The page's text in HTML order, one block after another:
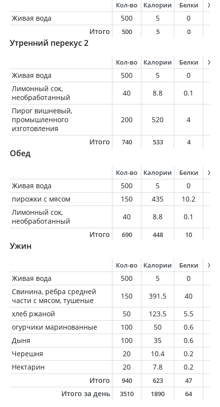
Кол-во Калории Белки
Живая вода 500 5 0
Итого
500 5 0
Утренний перекус 2
Кол-во Калории Белки
Живая вода 500 5 0
Лимонный сок,
необработанный
40 8.8 0.1
Пирог вишневый,
промышленного
изготовления
200 520 4
Итого 740 533 4
Обед
Кол-во Калории Белки
Живая вода 500 5 0
пирожки с мясом
150 435 10.2
Лимонный сок,
необработанный
40 8.8 0.1
Итого
690 448 10
Ужин
Кол-во Калории Белки
Живая вода 500 5 0
Свинина, рёбра средней
части с мясом, тушеные
150 391.5 40
хлеб ржаной
50 123.5 5.5
огурчики маринованные
100 50 0.6
Дыня
100 35 0.6
Черешня
20 10.4 0.2
Нектарин
20 7.8 0.2
Итого
940 623 47
Итого за день 3510 1890 64